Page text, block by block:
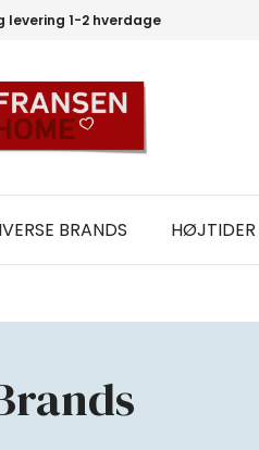
levering 1-2 hverdage
BRANDS HØJTIDER